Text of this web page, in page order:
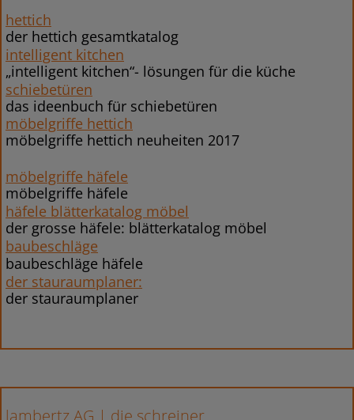
hettich
der hettich gesamtkatalog
intelligent kitchen
„intelligent kitchen“- lösungen für die küche
schiebetüren
das ideenbuch für schiebetüren
möbelgriffe hettich
möbelgriffe hettich neuheiten 2017
möbelgriffe häfele
möbelgriffe häfele
häfele blätterkatalog möbel
der grosse häfele: blätterkatalog möbel
baubeschläge
baubeschläge häfele
der stauraumplaner:
der stauraumplaner
lambertz AG | die schreiner